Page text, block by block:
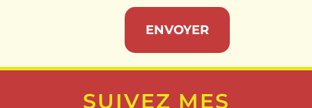
ENVOYER
SUIVEZ MES